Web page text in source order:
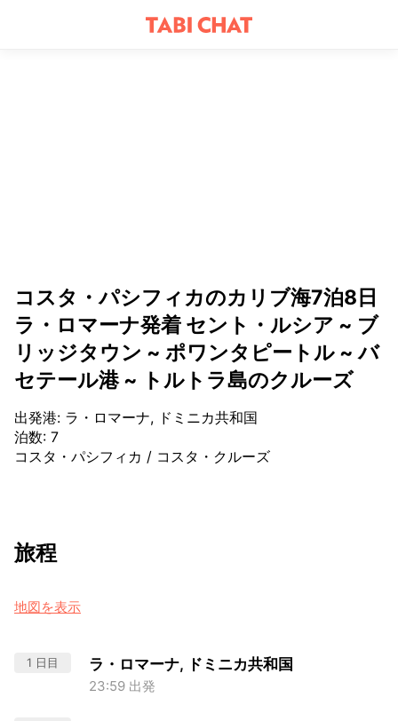
コスタ・パシフィカのカリブ海7泊8日
ラ・ロマーナ発着 セント・ルシア ~ ブ
リッジタウン ~ ポワンタピートル ~ バ
セテール港 ~ トルトラ島のクルーズ
出発港: ラ・ロマーナ, ドミニカ共和国
泊数: 7
コスタ・パシフィカ / コスタ・クルーズ
旅程
地図を表示
1 日目 ラ・ロマーナ, ドミニカ共和国
23:59 出発